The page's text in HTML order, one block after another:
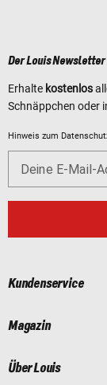
Der Louis Newsletter
Erhalte kostenlos
Schnäppchen oder
Hinweis zum
Deine E-Mail-
Kundenservice
Magazin
Über Louis